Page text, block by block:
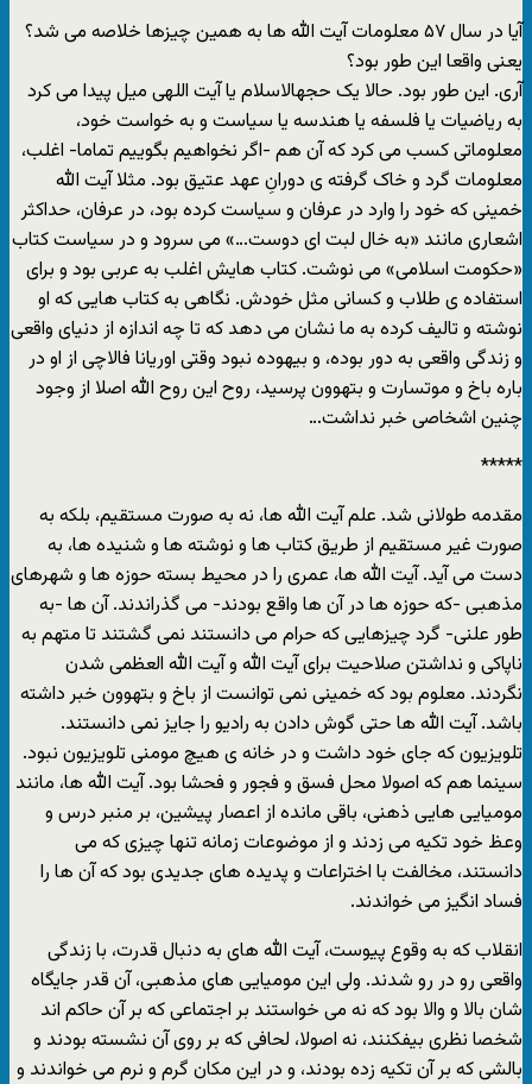
آیا در سال ۵٧ معلومات آیت الله ها به همین چیزها خلاصه مى شد؟
یعنى واقعا این طور بود؟
آرى. این طور بود. حالا یک حجهالاسلام یا آیت اللهى میل پیدا مى کرد
به ریاضیات یا فلسفه یا هندسه یا سیاست و به خواست خود،
معلوماتى کسب مى کرد که آن هم -اگر نخواهیم بگوییم تماما- اغلب،
معلومات گرد و خاک گرفته ى دورانِ عهد عتیق بود. مثلا آیت الله
خمینى که خود را وارد در عرفان و سیاست کرده بود، در عرفان، حداکثر
اشعارى مانند «به خال لبت اى دوست…» مى سرود و در سیاست کتاب
«حکومت اسلامى» مى نوشت. کتاب هایش اغلب به عربى بود و براى
استفاده ى طلاب و کسانى مثل خودش. نگاهى به کتاب هایى که او
نوشته و تالیف کرده به ما نشان مى دهد که تا چه اندازه از دنیاى واقعى
و زندگى واقعى به دور بوده، و بیهوده نبود وقتى اوریانا فالاچى از او در
باره باخ و موتسارت و بتهوون پرسید، روح این روح الله اصلا از وجود
چنین اشخاصى خبر نداشت…
*****
مقدمه طولانى شد. علم آیت الله ها، نه به صورت مستقیم، بلکه به
صورت غیر مستقیم از طریق کتاب ها و نوشته ها و شنیده ها، به
دست مى آید. آیت الله ها، عمرى را در محیط بسته حوزه ها و شهرهاى
مذهبى -که حوزه ها در آن ها واقع بودند- مى گذراندند. آن ها -به
طور علنى- گرد چیزهایى که حرام مى دانستند نمى گشتند تا متهم به
ناپاکى و نداشتن صلاحیت براى آیت الله و آیت الله العظمى شدن
نگردند. معلوم بود که خمینى نمى توانست از باخ و بتهوون خبر داشته
باشد. آیت الله ها حتى گوش دادن به رادیو را جایز نمى دانستند.
تلویزیون که جاى خود داشت و در خانه ى هیچ مومنى تلویزیون نبود.
سینما هم که اصولا محل فسق و فجور و فحشا بود. آیت الله ها، مانند
مومیایى هایى ذهنى، باقى مانده از اعصار پیشین، بر منبر درس و
وعظ خود تکیه مى زدند و از موضوعات زمانه تنها چیزى که مى
دانستند، مخالفت با اختراعات و پدیده هاى جدیدى بود که آن ها را
فساد انگیز مى خواندند.
انقلاب که به وقوع پیوست، آیت الله هاى به دنبال قدرت، با زندگى
واقعى رو در رو شدند. ولى این مومیایى هاى مذهبى، آن قدر جایگاه
شان بالا و والا بود که نه مى خواستند بر اجتماعى که بر آن حاکم اند
شخصا نظرى بیفکنند، نه اصولا، لحافى که بر روى آن نشسته بودند و
بالشى که بر آن تکیه زده بودند، و در این مکان گرم و نرم مى خواندند و